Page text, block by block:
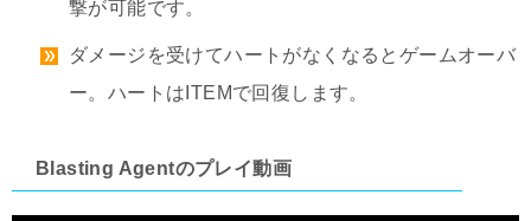
撃が可能です。
ダメージを受けてハートがなくなるとゲームオーバ
ー。ハートはITEMで回復します。
Blasting Agentのプレイ動画